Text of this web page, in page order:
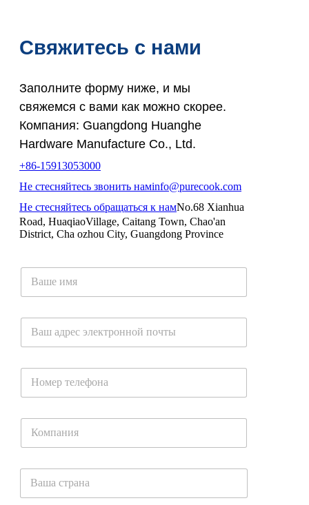
Свяжитесь с нами
Заполните форму ниже, и мы
свяжемся с вами как можно скорее.
Компания: Guangdong Huanghe
Hardware Manufacture Co., Ltd.
+86-15913053000
Не стесняйтесь звонить намinfo@purecook.com
Не стесняйтесь обращаться к намNo.68 Xianhua
Road, HuaqiaoVillage, Caitang Town, Chao'an
District, Cha ozhou City, Guangdong Province